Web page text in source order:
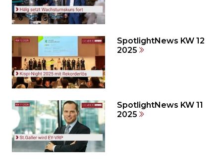
auslassen
und
zum
Seitenende
springen?
SpotlightNews KW 12
2025
SpotlightNews KW 11
2025